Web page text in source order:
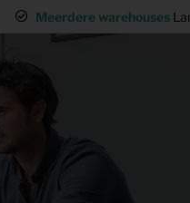
Meerdere warehouses